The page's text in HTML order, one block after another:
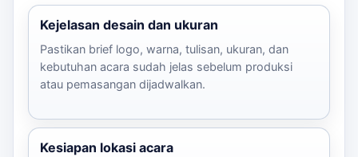
Kejelasan desain dan ukuran
Pastikan brief logo, warna, tulisan, ukuran, dan
kebutuhan acara sudah jelas sebelum produksi
atau pemasangan dijadwalkan.
Kesiapan lokasi acara